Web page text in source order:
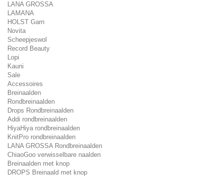
LANA GROSSA
LAMANA
HOLST Garn
Novita
Scheepjeswol
Record Beauty
Lopi
Kauni
Sale
Accessoires
Breinaalden
Rondbreinaalden
Drops Rondbreinaalden
Addi rondbreinaalden
HiyaHiya rondbreinaalden
KnitPro rondbreinaalden
LANA GROSSA Rondbreinaalden
ChiaoGoo verwisselbare naalden
Breinaalden met knop
DROPS Breinaald met knop